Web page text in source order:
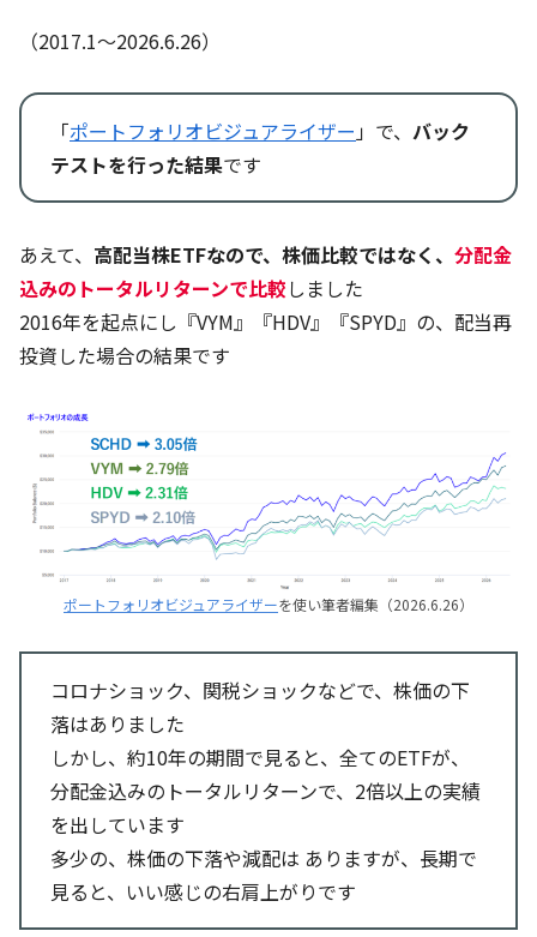
（2017.1～2026.6.26）
「ポートフォリオビジュアライザー」で、 バック
テストを行った結果です
あえて、 高配当株ETFなので、株価比較ではなく、 分配金
込みのトータルリターンで比較しました
2016年を起点にし『VYM』『HDV』『SPYD』の、配当再
投資した場合の結果です
ポートフォリオビジュアライザーを使い筆者編集（2026.6.26）
コロナショック、関税ショックなどで、株価の下
落はありました
しかし、約10年の期間で見ると、全てのETFが、
分配金込みのトータルリターンで、2倍以上の実績
を出しています
多少の、株価の下落や減配は ありますが、長期で
見ると、いい感じの右肩上がりです